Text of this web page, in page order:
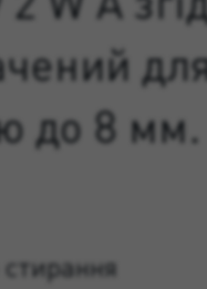
до 8 мм.
стирання